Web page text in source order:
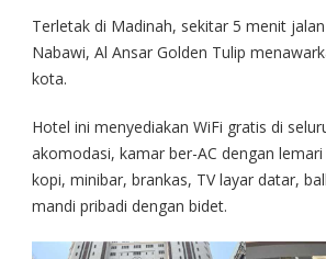
Terletak di Madinah, sekitar 5 menit
Nabawi, Al Ansar Golden Tulip
kota.
Hotel ini menyediakan WiFi gratis di
akomodasi, kamar ber-AC dengan
kopi, minibar, brankas, TV layar datar,
mandi pribadi dengan bidet.